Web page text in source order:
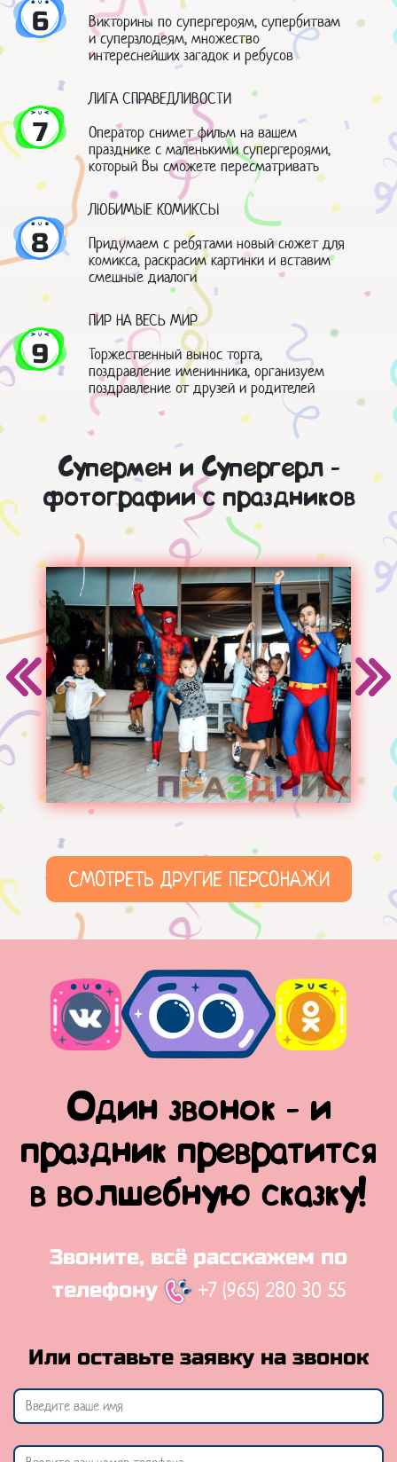
6
Викторины по супергероям, супербитвам
и суперзлодеям, множество
интереснейших загадок и ребусов
7
ЛИГА СПРАВЕДЛИВОСТИ
Оператор снимет фильм на вашем
празднике с маленькими супергероями,
который Вы сможете пересматривать
8
ЛЮБИМЫЕ КОМИКСЫ
Придумаем с ребятами новый сюжет для
комикса, раскрасим картинки и вставим
смешные диалоги
9
ПИР НА ВЕСЬ МИР
Торжественный вынос торта,
поздравление именинника, организуем
поздравление от друзей и родителей
Супермен и Супергерл -
фотографии с праздников
СМОТРЕТЬ ДРУГИЕ ПЕРСОНАЖИ
Один звонок - и
праздник превратится
в волшебную сказку!
Звоните, всё расскажем по
телефону
+7 (965) 280 30 55
Или оставьте заявку на звонок